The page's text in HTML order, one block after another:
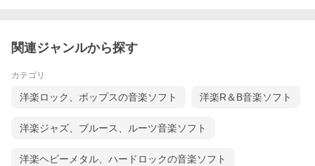
関連ジャンルから探す
カテゴリ
洋楽ロック、ポップスの音楽ソフト 洋楽R＆B音楽ソフト
洋楽ジャズ、ブルース、ルーツ音楽ソフト
洋楽ヘビーメタル、ハードロックの音楽ソフト